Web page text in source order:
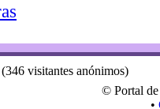
visitantes anónimos)
© Portal de
•